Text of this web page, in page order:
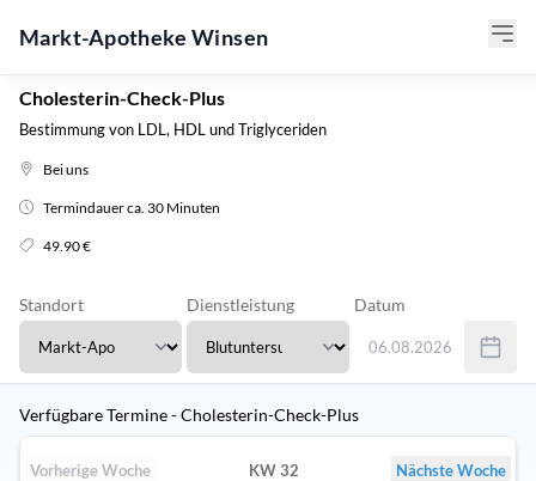
Markt-Apotheke Winsen
Cholesterin-Check-Plus
Bestimmung von LDL, HDL und Triglyceriden
Bei uns
Termindauer ca. 30 Minuten
49.90 €
Standort Dienstleistung Datum
Verwenden Sie Tab
06.08.2026
Verfügbare Termine - Cholesterin-Check-Plus
Vorherige Woche KW 32 Nächste Woche